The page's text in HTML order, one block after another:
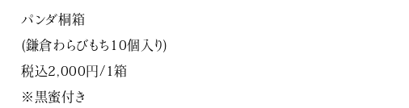
パンダ桐箱
(鎌倉わらびもち10個入り)
税込2,000円/1箱
※黒蜜付き